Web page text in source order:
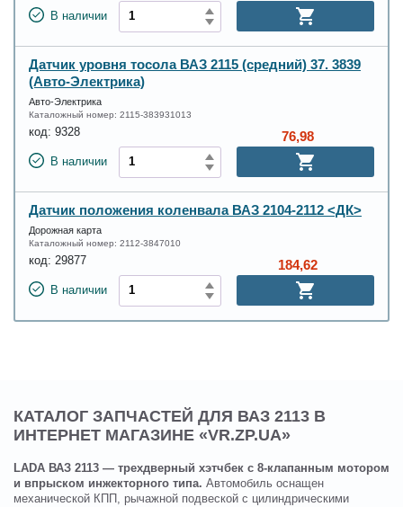
В наличии
Датчик уровня тосола ВАЗ 2115 (средний) 37. 3839
(Авто-Электрика)
Авто-Электрика
Каталожный номер: 2115-383931013
код: 9328
В наличии
76,98
Датчик положения коленвала ВАЗ 2104-2112 <ДК>
Дорожная карта
Каталожный номер: 2112-3847010
код: 29877
В наличии
184,62
КАТАЛОГ ЗАПЧАСТЕЙ ДЛЯ ВАЗ 2113 В
ИНТЕРНЕТ МАГАЗИНЕ «VR.ZP.UA»
LADA ВАЗ 2113 — трехдверный хэтчбек с 8-клапанным мотором
и впрыском инжекторного типа. Автомобиль оснащен
механической КПП, рычажной подвеской с цилиндрическими